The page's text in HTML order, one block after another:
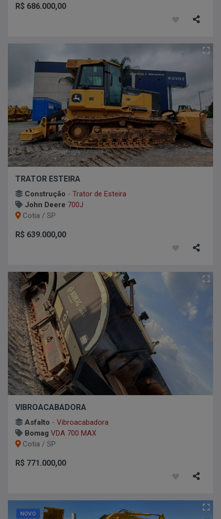
R$ 686.000,00
TRATOR ESTEIRA
Construção - Trator de Esteira
John Deere 700J
Cotia / SP
R$ 639.000,00
VIBROACABADORA
Asfalto - Vibroacabadora
Bomag VDA 700 MAX
Cotia / SP
R$ 771.000,00
NOVO